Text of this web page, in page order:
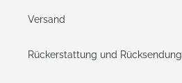
Versand
Rückerstattung und Rücksendung